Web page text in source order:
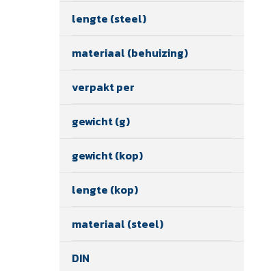
lengte (steel)
materiaal (behuizing)
verpakt per
gewicht (g)
gewicht (kop)
lengte (kop)
materiaal (steel)
DIN